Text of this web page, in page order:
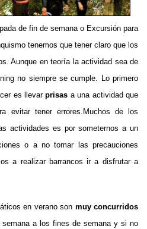
de fin de semana o Excursión para
tenemos que tener claro que los
Aunque en teoría la actividad sea de
no siempre se cumple. Lo primero
es llevarprisas a una actividad que
evitar tener errores.Muchos de los
actividades es por someternos a un
o a no tomar las precauciones
a realizar barrancos ir a disfrutar a
en verano son muy concurridos
a los fines de semana y si no